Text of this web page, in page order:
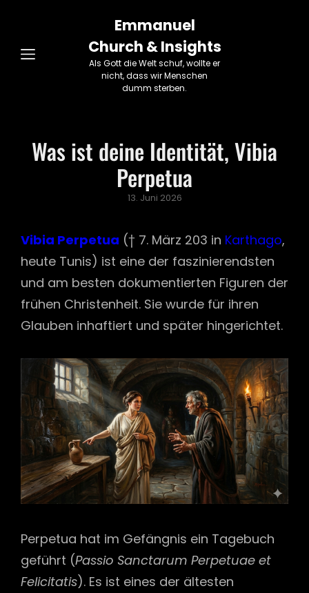
Emmanuel
Church & Insights
Als Gott die Welt schuf, wollte er
nicht, dass wir Menschen
dumm sterben.
Was ist deine Identität, Vibia
Perpetua
Posted
13. Juni 2026
Vibia Perpetua († 7. März 203 in Karthago,
heute Tunis) ist eine der faszinierendsten
und am besten dokumentierten Figuren der
frühen Christenheit. Sie wurde für ihren
Glauben inhaftiert und später hingerichtet.
Perpetua hat im Gefängnis ein Tagebuch
geführt (Passio Sanctarum Perpetuae et
Felicitatis). Es ist eines der ältesten